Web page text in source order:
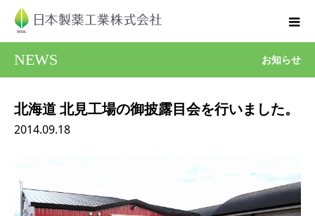
NEWS お知らせ
北海道 北見工場の御披露目会を行いました。
2014.09.18